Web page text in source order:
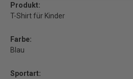
Produkt:
T-Shirt für Kinder
Farbe:
Blau
Sportart: